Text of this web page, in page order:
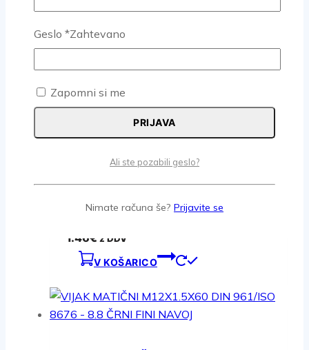
VIJAK MATIČNI M10X1.25X40
FINI NAVOJ
V KOŠARICO
VIJAK MATIČNI M14X1.5X35 DIN
NAVOJ
1.46€ z DDV
V KOŠARICO
Geslo *Zahtevano
Zapomni si me
PRIJAVA
Ali ste pozabili geslo?
Nimate računa še? Prijavite se